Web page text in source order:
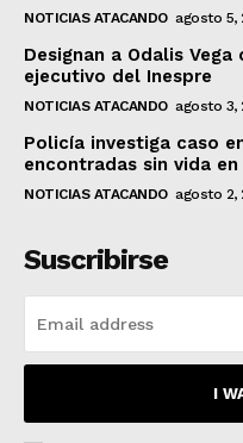
NOTICIAS ATACANDO agosto 5,
Designan a Odalis
ejecutivo del Inespre
NOTICIAS ATACANDO agosto 3,
Policía investiga caso
encontradas sin vida en
NOTICIAS ATACANDO agosto 2,
Suscribirse
I